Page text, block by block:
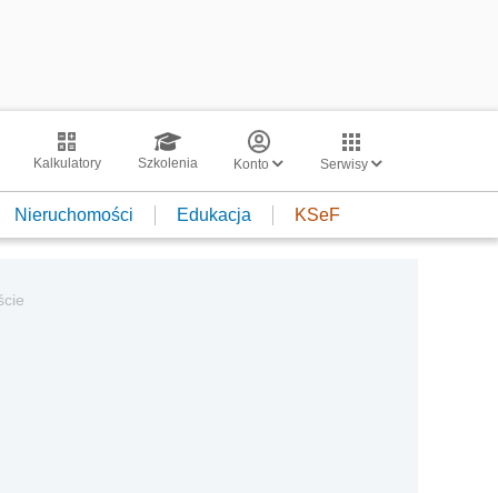
Kalkulatory Szkolenia Konto Serwisy
Nieruchomości Edukacja KSeF